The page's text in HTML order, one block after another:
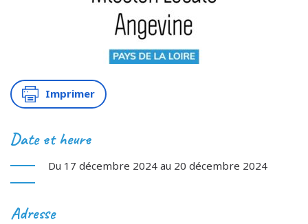
Imprimer
Date et heure
Du 17 décembre 2024 au 20 décembre 2024
Adresse